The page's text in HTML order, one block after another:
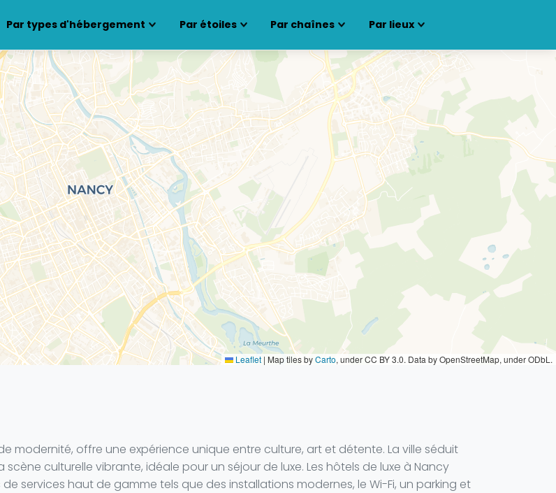
Par types d'hébergement Par étoiles Par chaînes Par lieux
Leaflet | Map tiles byCarto, under CC BY 3.0. Data by OpenStreetMap, under ODbL.
modernité, offre une expérience unique entre culture, art et détente. La ville séduit
culturelle vibrante, idéale pour un séjour de luxe. Les hôtels de luxe à Nancy
services haut de gamme tels que des installations modernes, le Wi-Fi, un parking et